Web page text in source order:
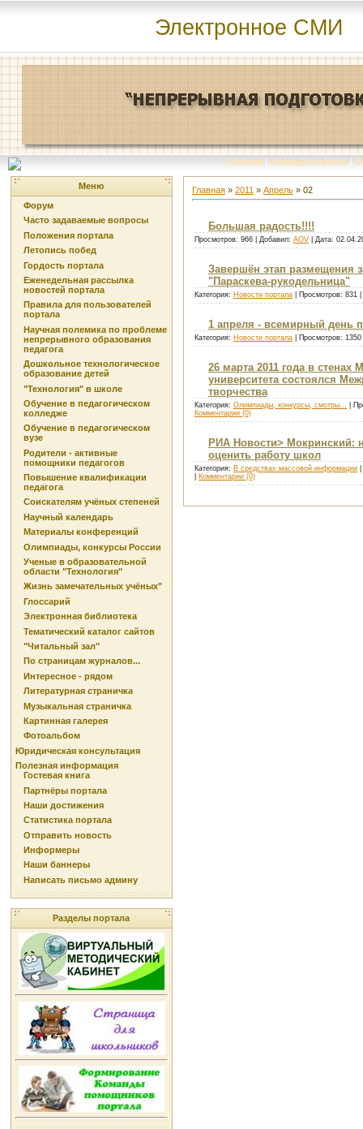
Электронное СМИ
Главная | Команда портала | О
Меню
Форум
Часто задаваемые вопросы
Положения портала
Летопись побед
Гордость портала
Еженедельная рассылка
новостей портала
Правила для пользователей
портала
Научная полемика по проблеме
непрерывного образования
педагога
Дошкольное технологическое
образование детей
"Технология" в школе
Обучение в педагогическом
колледже
Обучение в педагогическом
вузе
Родители - активные
помощники педагогов
Повышение квалификации
педагога
Соискателям учёных степеней
Научный календарь
Материалы конференций
Олимпиады, конкурсы России
Ученые в образовательной
области "Технология"
Жизнь замечательных учёных"
Глоссарий
Электронная библиотека
Тематический каталог сайтов
"Читальный зал"
По страницам журналов...
Интересное - рядом
Литературная страничка
Музыкальная страничка
Картинная галерея
Фотоальбом
Юридическая консультация
Полезная информация
Гостевая книга
Партнёры портала
Наши достижения
Статистика портала
Отправить новость
Информеры
Наши баннеры
Написать письмо админу
Разделы портала
Главная » 2011 » Апрель » 02
Большая радость!!!!
Просмотров: 966 | Добавил: AOV | Дата:
Завершён этап размещения
"Параскева-рукодельница"
Категория: Новости портала | Просмотров: 831
1 апреля - всемирный день
Категория: Новости портала | Просмотров:
26 марта 2011 года в стенах
университета состоялся
творчества
Категория: Олимпиады, конкурсы, смотры... |
Комментарии (0)
РИА Новости> Мокринский:
оценить работу школ
Категория: В средствах массовой информации
Комментарии (0)